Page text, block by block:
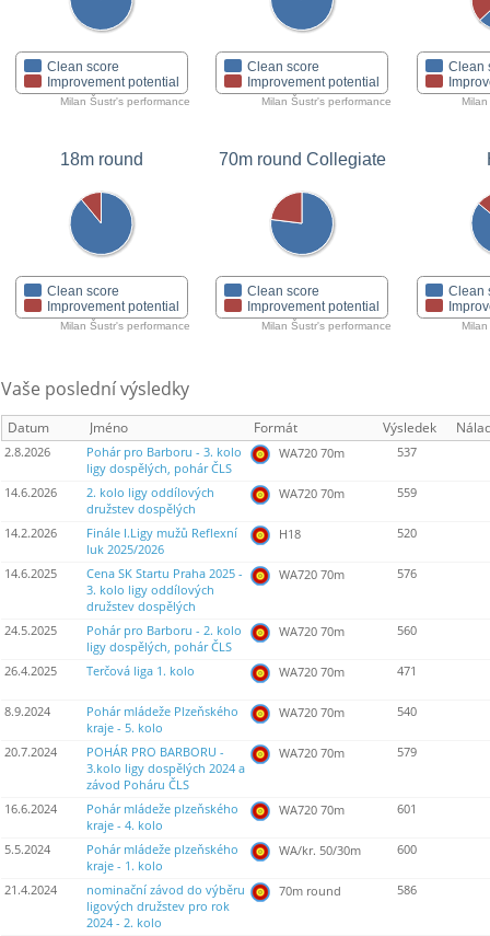
Clean score
Improvement potential
Milan Šustr's performance
Clean score
Improvement potential
Milan Šustr's performance
Clean
18m round
Clean score
Improvement potential
Milan Šustr's performance
70m round Collegiate
Clean score
Improvement potential
Milan Šustr's performance
Clean
Vaše poslední výsledky
Datum Jméno Formát Výsledek
2.8.2026
Pohár pro Barboru - 3. kolo
ligy dospělých, pohár ČLS
WA720 70m 537
14.6.2026
2. kolo ligy oddílových
družstev dospělých
WA720 70m 559
14.2.2026
Finále I.Ligy mužů Reflexní
luk 2025/2026
H18 520
14.6.2025
Cena SK Startu Praha 2025 -
3. kolo ligy oddílových
družstev dospělých
WA720 70m 576
24.5.2025
Pohár pro Barboru - 2. kolo
ligy dospělých, pohár ČLS
WA720 70m 560
26.4.2025 Terčová liga 1. kolo WA720 70m 471
8.9.2024
Pohár mládeže Plzeňského
kraje - 5. kolo
WA720 70m 540
20.7.2024
POHÁR PRO BARBORU -
3.kolo ligy dospělých 2024 a
závod Poháru ČLS
WA720 70m 579
16.6.2024
Pohár mládeže plzeňského
kraje - 4. kolo
WA720 70m 601
5.5.2024
Pohár mládeže plzeňského
kraje - 1. kolo
WA/kr. 50/30m 600
21.4.2024
nominační závod do výběru
ligových družstev pro rok
2024 - 2. kolo
70m round 586